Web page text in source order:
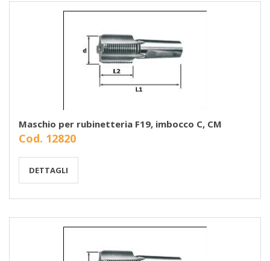
Maschio per rubinetteria F19, imbocco C, CM
Cod. 12820
DETTAGLI